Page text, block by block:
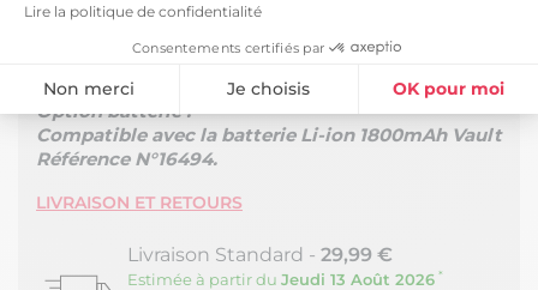
Lire la politique de confidentialité
Consentements certifiés par
Non merci Je choisis OK pour moi
Axeptio consent
Plateforme de Gestion du Consentement : Personnalisez vos
Notre plateforme vous permet d'adapter et de gérer vos
Dimensions position fermée : 67 x 82 x H103 cm
Dimensions position relax : 67 x 160 x H80 cm
Option batterie :
Compatible avec la batterie Li-ion 1800mAh Vault
Référence N°16494.
LIVRAISON ET RETOURS
Livraison Standard - 29,99 €
Estimée à partir du Jeudi 13 Août 2026 *